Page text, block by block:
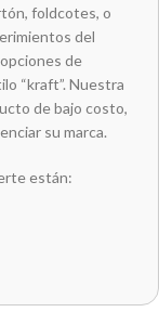
foldcotes, o
del
de
“kraft”. Nuestra
de bajo costo,
su marca.
están: